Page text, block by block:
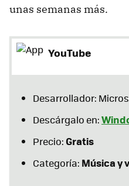
unas semanas más.
YouTube
Desarrollador:
Descárgalo en:
Precio:Gratis
Categoría: Música y